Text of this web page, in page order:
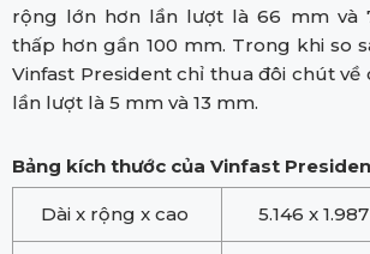
rộng lớn hơn lần lượt là 66 mm và
thấp hơn gần 100 mm. Trong khi so
Vinfast President chỉ thua đôi chút về
lần lượt là 5 mm và 13 mm.
Bảng kích thước của Vinfast
Dài x rộng x cao 5.146 x